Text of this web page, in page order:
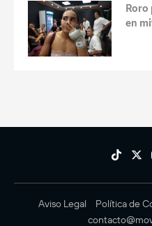
Roro
en
Aviso Legal Política de